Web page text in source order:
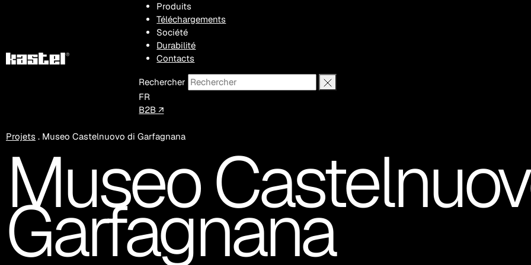
Produits
Téléchargements
Société
Durabilité
Contacts
Rechercher
FR
B2B ↗
Projets . Museo Castelnuovo di Garfagnana
Museo
Garfagnana